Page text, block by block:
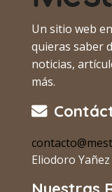
Un sitio web
quieras saber
noticias,
más.
Eliodoro